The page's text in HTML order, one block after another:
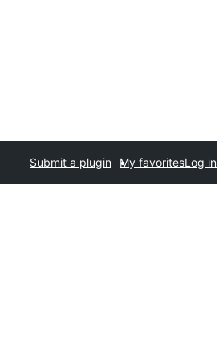
Submit a plugin My favoritesLog in